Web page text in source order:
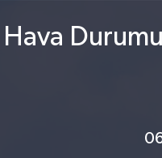
Hava